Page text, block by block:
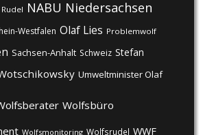
NABU Niedersachsen
Westfalen Olaf Lies Problemwolf
Sachsen-Anhalt Schweiz Stefan
Umweltminister Olaf
Wolfsbüro
Wolfsmonitoring Wolfsrudel WWF